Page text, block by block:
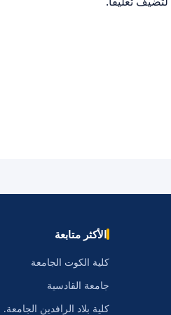
الأكثر متابعة
كلية الكوت الجامعة
جامعة القادسية
كلية بلاد الرافدين الجامعة.